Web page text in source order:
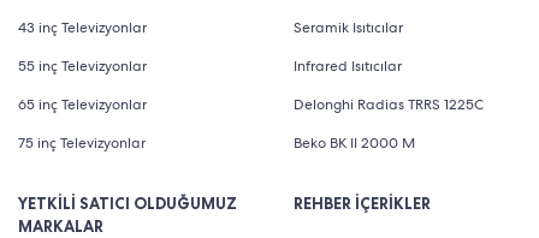
43 inç Televizyonlar
55 inç Televizyonlar
65 inç Televizyonlar
75 inç Televizyonlar
YETKİLİ SATICI OLDUĞUMUZ
MARKALAR
Seramik Isıtıcılar
Infrared Isıtıcılar
Delonghi Radias TRRS 1225C
Beko BK II 2000 M
REHBER İÇERİKLER